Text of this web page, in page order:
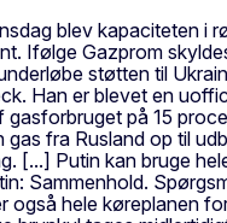
blev kapaciteten i
Ifølge Gazprom
støtten til
Han er blevet en
på 15
fra Rusland op til
Putin kan bruge
Sammenhold.
hele køreplanen